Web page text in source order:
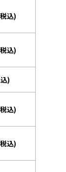
込)
込)
)
込)
込)